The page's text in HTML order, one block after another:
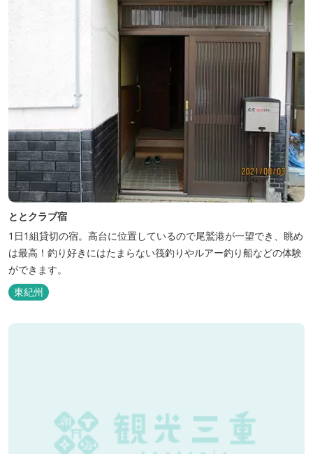
ととクラブ宿
1日1組貸切の宿。高台に位置しているので尾鷲港が一望でき、眺め
は最高！釣り好きにはたまらない筏釣りやルアー釣り船などの体験
ができます。
東紀州